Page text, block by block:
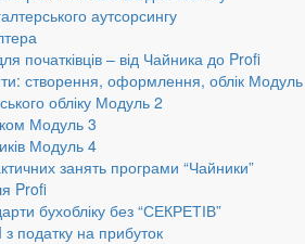
аутсорсингу
початківців – від Чайника до Profi
створення, оформлення, облік Модуль
обліку Модуль 2
Модуль 3
Модуль 4
занять програми “Чайники”
Profi
бухобліку без “СЕКРЕТІВ”
податку на прибуток